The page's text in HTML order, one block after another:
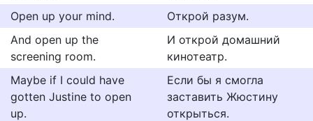
Open up your mind.
Открой разум.
And open up the
screening room.
И открой домашний
кинотеатр.
Maybe if I could have
gotten Justine to open
up.
Если бы я смогла
заставить Жюстину
открыться.